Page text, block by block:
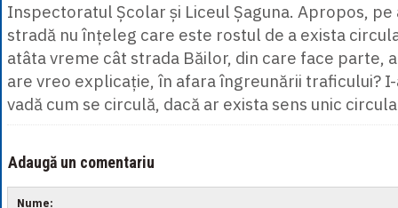
Inspectoratul Școlar și Liceul Șaguna. Apropos,
stradă nu înțeleg care este rostul de a exista
atâta vreme cât strada Băilor, din care face parte,
are vreo explicație, în afara îngreunării traficului?
vadă cum se circulă, dacă ar exista sens unic
Adaugă un comentariu
Nume: